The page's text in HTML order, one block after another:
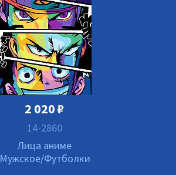
2 020₽
14-2860
Лица аниме
Мужское/Футболки